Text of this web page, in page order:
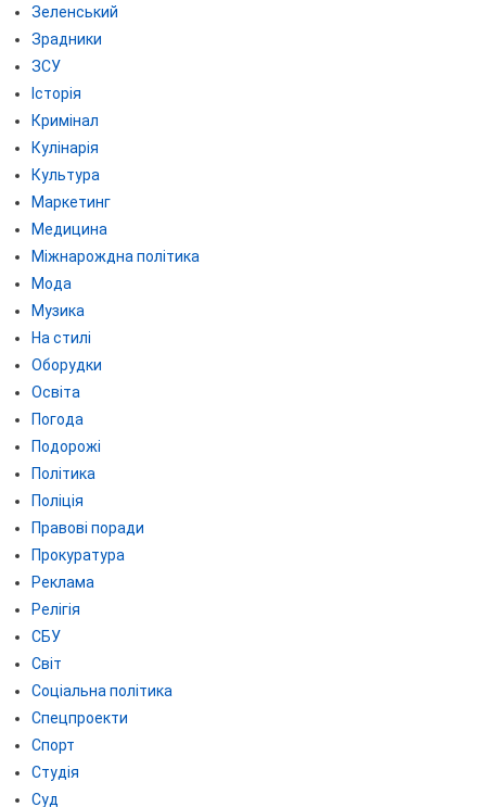
Зеленський
Зрадники
ЗСУ
Історія
Кримінал
Кулінарія
Культура
Маркетинг
Медицина
Міжнарождна політика
Мода
Музика
На стилі
Оборудки
Освіта
Погода
Подорожі
Політика
Поліція
Правові поради
Прокуратура
Реклама
Релігія
СБУ
Світ
Соціальна політика
Спецпроекти
Спорт
Студія
Суд